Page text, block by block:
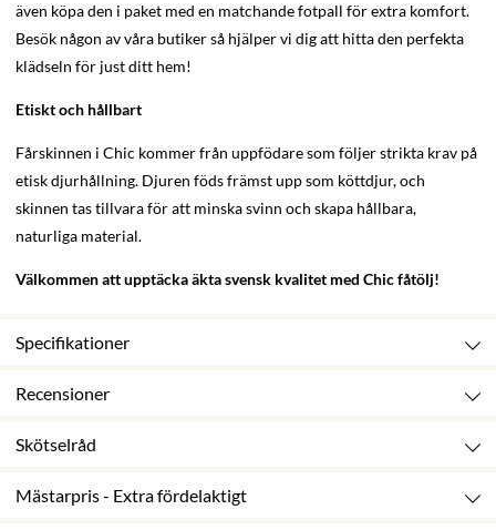
även köpa den i paket med en matchande fotpall för extra komfort.
Besök någon av våra butiker så hjälper vi dig att hitta den perfekta
klädseln för just ditt hem!
Etiskt och hållbart
Fårskinnen i Chic kommer från uppfödare som följer strikta krav på
etisk djurhållning. Djuren föds främst upp som köttdjur, och
skinnen tas tillvara för att minska svinn och skapa hållbara,
naturliga material.
Välkommen att upptäcka äkta svensk kvalitet med Chic fåtölj!
Specifikationer
Recensioner
Skötselråd
Mästarpris - Extra fördelaktigt